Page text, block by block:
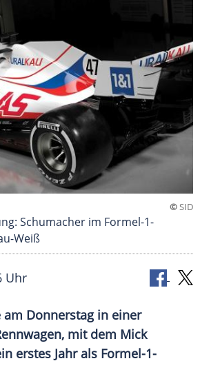
©SID
Schumacher im Formel-1-
Weiß
Uhr
am Donnerstag in einer
, mit dem Mick
erstes Jahr als Formel-1-